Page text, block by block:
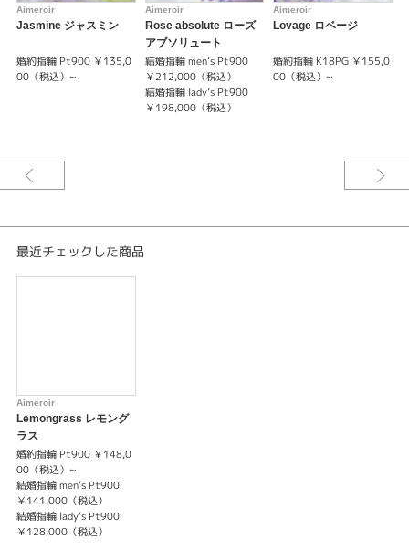
レディース
紹介文
※婚約指輪のセンターダイヤモンドは価格に含まれません。
Aimeroir
Jasmine ジャスミン
婚約指輪 Pt900 ￥135,0
00（税込）~
Aimeroir
Rose absolute ローズ
アブソリュート
結婚指輪 men’s Pt900
￥212,000（税込）
結婚指輪 lady’s Pt900
￥198,000（税込）
Aimeroir
Lovage ロベージ
婚約指輪 K18PG ￥155,0
00（税込）~
最近チェックした商品
Aimeroir
Lemongrass レモング
ラス
婚約指輪 Pt900 ￥148,0
00（税込）~
結婚指輪 men’s Pt900
￥141,000（税込）
結婚指輪 lady’s Pt900
￥128,000（税込）